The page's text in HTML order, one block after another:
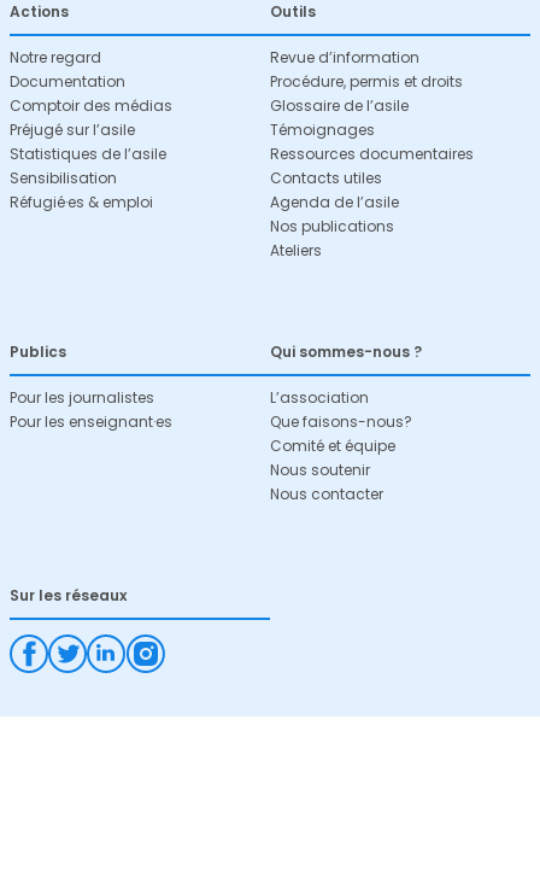
Actions
Notre regard
Documentation
Comptoir des médias
Préjugé sur l’asile
Statistiques de l’asile
Sensibilisation
Réfugié·es & emploi
Outils
Revue d’information
Procédure, permis et droits
Glossaire de l’asile
Témoignages
Ressources documentaires
Contacts utiles
Agenda de l’asile
Nos publications
Ateliers
Publics
Pour les journalistes
Pour les enseignant·es
Qui sommes-nous ?
L’association
Que faisons-nous?
Comité et équipe
Nous soutenir
Nous contacter
Sur les réseaux